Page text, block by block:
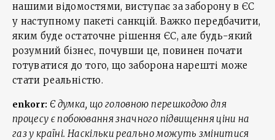
нашими відомостями, виступає за заборону в ЄС
у наступному пакеті санкцій. Важко передбачити,
яким буде остаточне рішення ЄС, але будь-який
розумний бізнес, почувши це, повинен почати
готуватися до того, що заборона нарешті може
стати реальністю.
enkorr: Є думка, що головною перешкодою для
процесу є побоювання значного підвищення ціни на
газ у країні. Наскільки реально можуть змінитися